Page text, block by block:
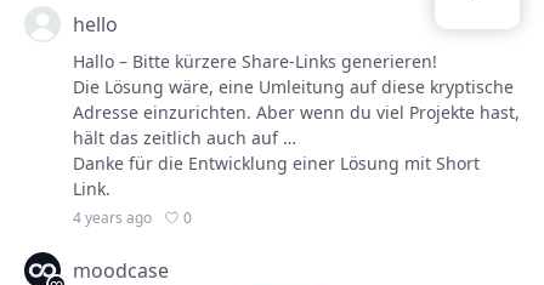
hello
Hallo – Bitte kürzere Share-Links generieren!
Die Lösung wäre, eine Umleitung auf diese kryptische
Adresse einzurichten. Aber wenn du viel Projekte hast,
hält das zeitlich auch auf …
Danke für die Entwicklung einer Lösung mit Short
Link.
4 years ago 0
moodcase